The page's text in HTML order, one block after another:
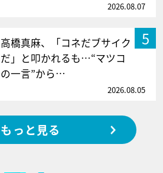
2026.08.07
5
高橋真麻、「コネだブサイク
だ」と叩かれるも…“マツコ
の一言”から…
2026.08.05
もっと見る